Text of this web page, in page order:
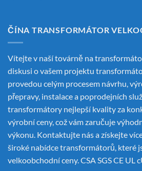
ČÍNA TRANSFORMÁTOR
Vítejte v naší továrně na
diskusi o vašem projektu
provedou celým procesem návrhu,
přepravy, instalace a poprodejních
transformátory nejlepší kvality za
výrobní ceny, což vám zaručuje
výkonu. Kontaktujte nás a získejte
široké nabídce transformátorů, které
velkoobchodní ceny. CSA SGS CE UL